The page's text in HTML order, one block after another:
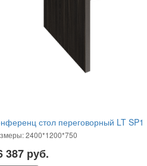
стол переговорный LT SP1
2400*1200*750
387 руб.